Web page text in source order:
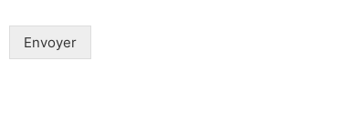
m
n
d
C
Envoyer